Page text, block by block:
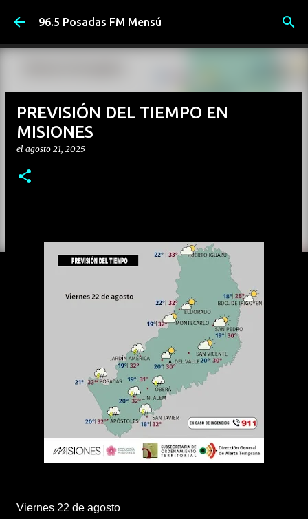
Ir al contenido principal
96.5 Posadas FM Mensú
PREVISIÓN DEL TIEMPO EN
MISIONES
el agosto 21, 2025
Viernes 22 de agosto